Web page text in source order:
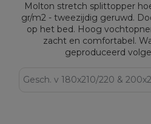
Molton stretch splittopper
gr/m2 - tweezijdig geruwd.
op het bed. Hoog
zacht en comfortabel.
geproduceerd